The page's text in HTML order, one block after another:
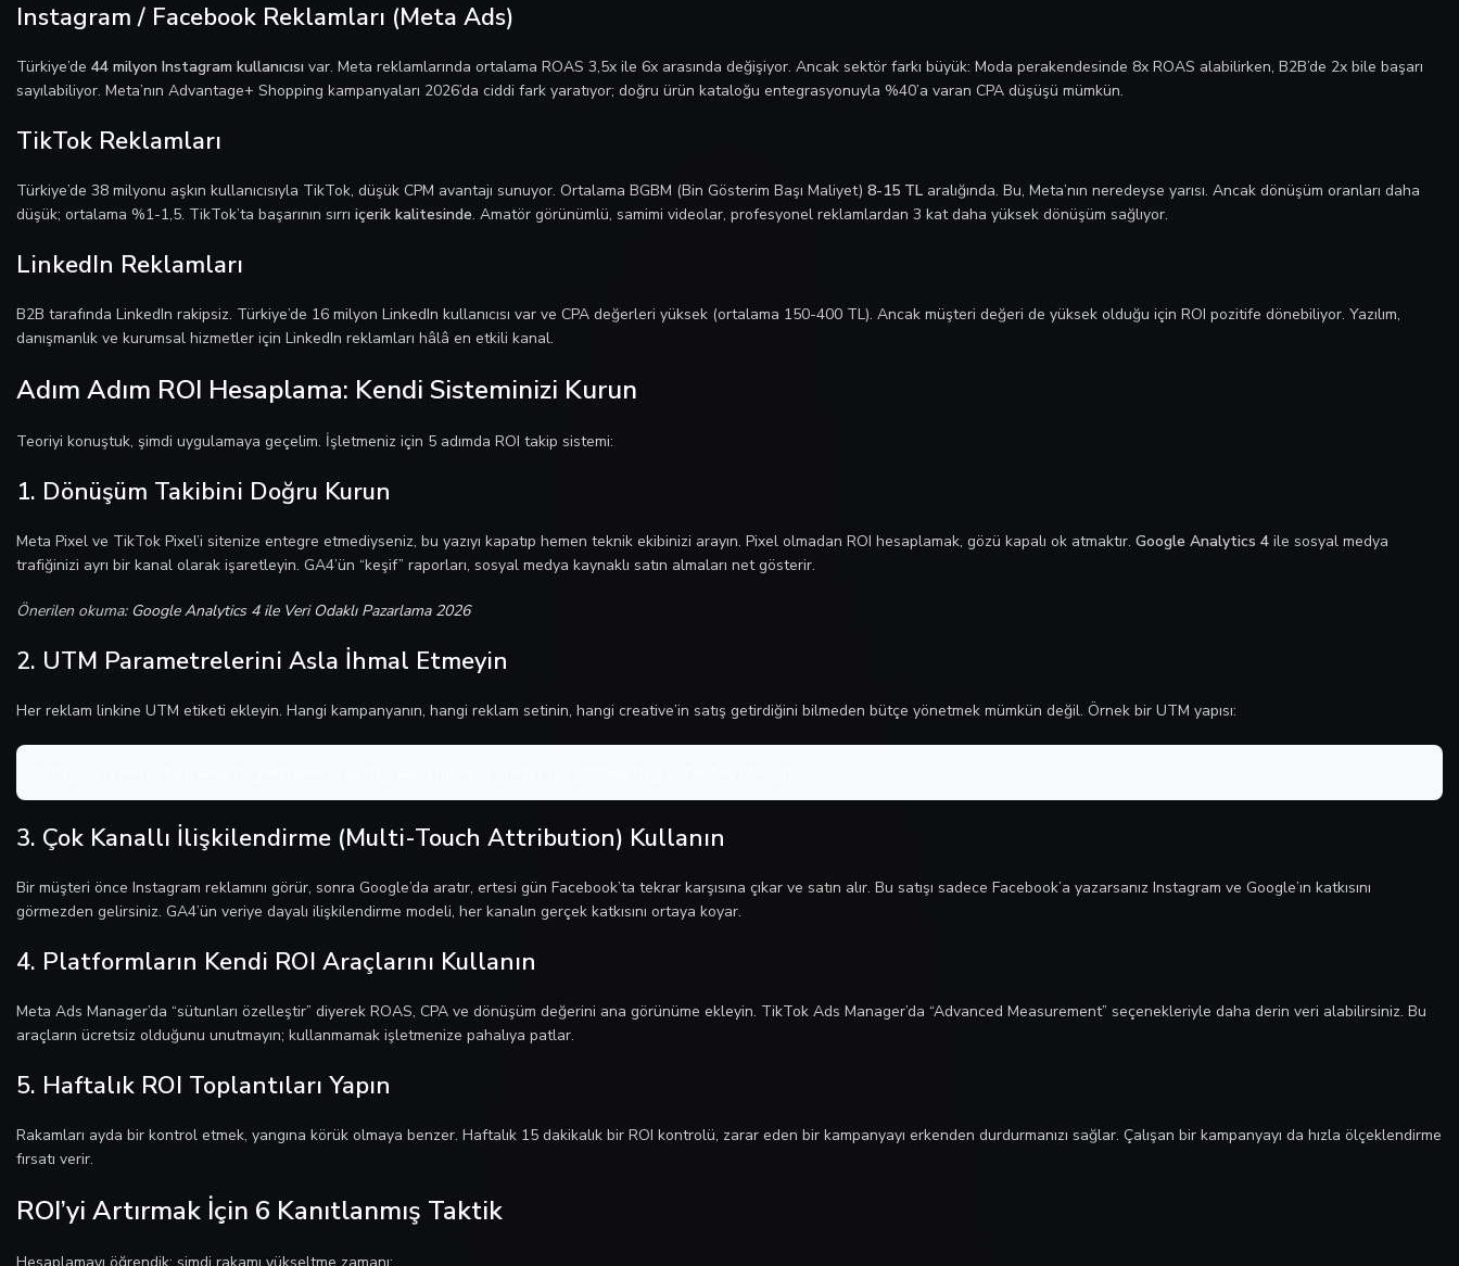
Instagram / Facebook Reklamları (Meta Ads)
Türkiye’de 44 milyon Instagram kullanıcısı var. Meta reklamlarında ortalama ROAS 3,5x ile 6x arasında değişiyor. Ancak sektör farkı büyük: Moda perakendesinde 8x ROAS alabilirken, B2B’de 2x bile başarı
sayılabiliyor. Meta’nın Advantage+ Shopping kampanyaları 2026’da ciddi fark yaratıyor; doğru ürün kataloğu entegrasyonuyla %40’a varan CPA düşüşü mümkün.
TikTok Reklamları
Türkiye’de 38 milyonu aşkın kullanıcısıyla TikTok, düşük CPM avantajı sunuyor. Ortalama BGBM (Bin Gösterim Başı Maliyet) 8-15 TL aralığında. Bu, Meta’nın neredeyse yarısı. Ancak dönüşüm oranları daha
düşük; ortalama %1-1,5. TikTok’ta başarının sırrı içerik kalitesinde. Amatör görünümlü, samimi videolar, profesyonel reklamlardan 3 kat daha yüksek dönüşüm sağlıyor.
LinkedIn Reklamları
B2B tarafında LinkedIn rakipsiz. Türkiye’de 16 milyon LinkedIn kullanıcısı var ve CPA değerleri yüksek (ortalama 150-400 TL). Ancak müşteri değeri de yüksek olduğu için ROI pozitife dönebiliyor. Yazılım,
danışmanlık ve kurumsal hizmetler için LinkedIn reklamları hâlâ en etkili kanal.
Adım Adım ROI Hesaplama: Kendi Sisteminizi Kurun
Teoriyi konuştuk, şimdi uygulamaya geçelim. İşletmeniz için 5 adımda ROI takip sistemi:
1. Dönüşüm Takibini Doğru Kurun
Meta Pixel ve TikTok Pixel’i sitenize entegre etmediyseniz, bu yazıyı kapatıp hemen teknik ekibinizi arayın. Pixel olmadan ROI hesaplamak, gözü kapalı ok atmaktır. Google Analytics 4 ile sosyal medya
trafiğinizi ayrı bir kanal olarak işaretleyin. GA4’ün “keşif” raporları, sosyal medya kaynaklı satın almaları net gösterir.
Önerilen okuma: Google Analytics 4 ile Veri Odaklı Pazarlama 2026
2. UTM Parametrelerini Asla İhmal Etmeyin
Her reklam linkine UTM etiketi ekleyin. Hangi kampanyanın, hangi reklam setinin, hangi creative’in satış getirdiğini bilmeden bütçe yönetmek mümkün değil. Örnek bir UTM yapısı:
3. Çok Kanallı İlişkilendirme (Multi-Touch Attribution) Kullanın
Bir müşteri önce Instagram reklamını görür, sonra Google’da aratır, ertesi gün Facebook’ta tekrar karşısına çıkar ve satın alır. Bu satışı sadece Facebook’a yazarsanız Instagram ve Google’ın katkısını
görmezden gelirsiniz. GA4’ün veriye dayalı ilişkilendirme modeli, her kanalın gerçek katkısını ortaya koyar.
4. Platformların Kendi ROI Araçlarını Kullanın
Meta Ads Manager’da “sütunları özelleştir” diyerek ROAS, CPA ve dönüşüm değerini ana görünüme ekleyin. TikTok Ads Manager’da “Advanced Measurement” seçenekleriyle daha derin veri alabilirsiniz. Bu
araçların ücretsiz olduğunu unutmayın; kullanmamak işletmenize pahalıya patlar.
5. Haftalık ROI Toplantıları Yapın
Rakamları ayda bir kontrol etmek, yangına körük olmaya benzer. Haftalık 15 dakikalık bir ROI kontrolü, zarar eden bir kampanyayı erkenden durdurmanızı sağlar. Çalışan bir kampanyayı da hızla ölçeklendirme
fırsatı verir.
ROI’yi Artırmak İçin 6 Kanıtlanmış Taktik